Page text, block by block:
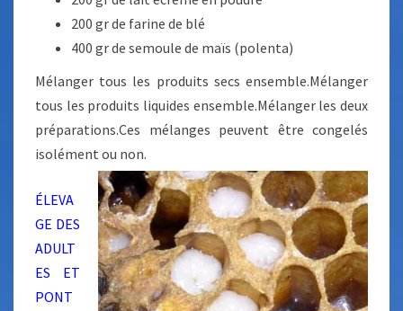
200 gr de farine de blé
400 gr de semoule de maïs (polenta)
Mélanger tous les produits secs ensemble.Mélanger
tous les produits liquides ensemble.Mélanger les deux
préparations.Ces mélanges peuvent être congelés
isolément ou non.
ÉLEVA
GE DES
ADULT
ES ET
PONT